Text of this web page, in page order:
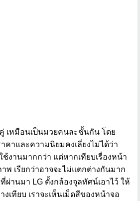
เหมือนเป็นมวยคนละชั้นกัน โดย
คาและความนิยมคงเลี่ยงไม่ได้ว่า
งานมากกว่า แต่หากเทียบเรื่องหน้า
พ เรียกว่าอาจจะไม่แตกต่างกันมาก
ผ่านมา LG ตั้งกล้องจุลทัศน์เอาไว้ ให้
งเทียบ เราจะเห็นเม็ดสีของหน้าจอ